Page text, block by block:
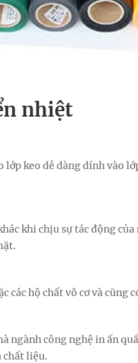
nhiệt
keo dễ dàng dính vào
khi chịu sự tác động
các hộ chất vô cơ và cũng
ngành công nghệ in ấn
chất liệu.